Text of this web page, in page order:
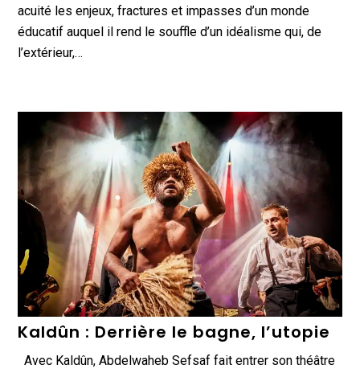
acuité les enjeux, fractures et impasses d’un monde
éducatif auquel il rend le souffle d’un idéalisme qui, de
l’extérieur,…
Kaldûn : Derrière le bagne, l’utopie
Avec Kaldûn, Abdelwaheb Sefsaf fait entrer son théâtre